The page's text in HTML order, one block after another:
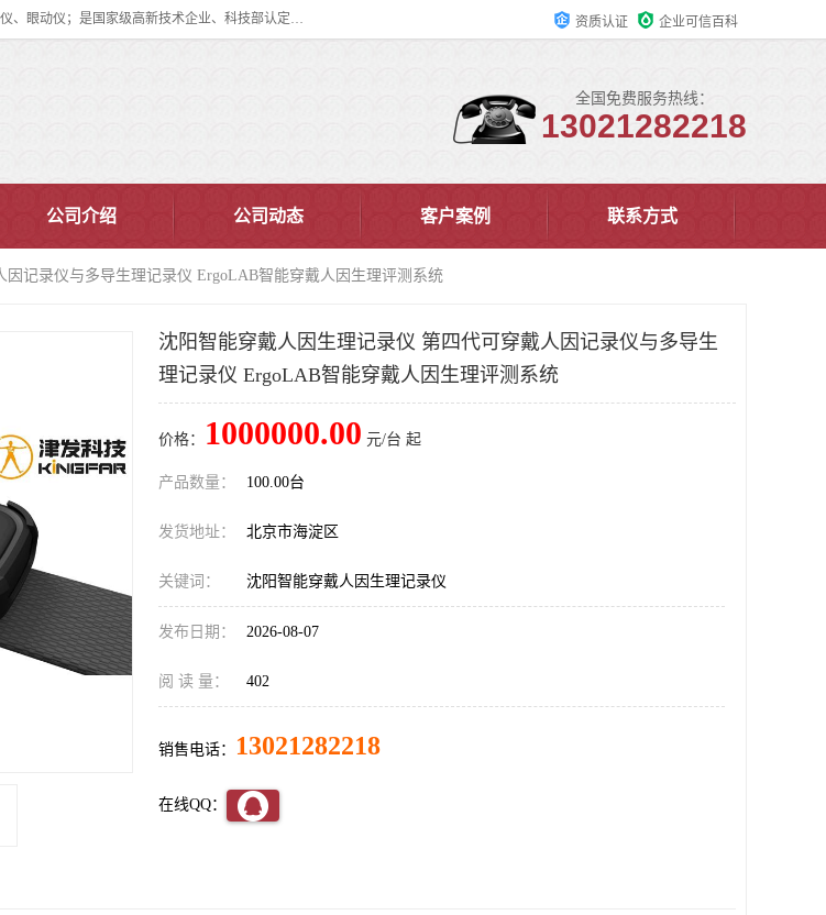
眼动仪多少钱?北京津发科技股份有限公司主营：事件相关电位仪、生理仪、肌电仪、脑电仪、皮电仪、眼动仪；是国家级高新技术企业、科技部认定的科技型中小企业和中关村高新技术企业，具备保密资格，具备自主进出口经营权；自主研发技术、产品与服务荣获多项省部级科学技术奖励、国家发明专利、国家软件著作权和省部级新技术新产品（服务）认证。 资质认证 企业可信百科
全国免费服务热线：
13021282218
公司介绍 公司动态 客户案例 联系方式
记录仪与多导生理记录仪 ErgoLAB智能穿戴人因生理评测系统
沈阳智能穿戴人因生理记录仪 第四代可穿戴人因记录仪与多导生
理记录仪 ErgoLAB智能穿戴人因生理评测系统
价格： 1000000.00 元/台 起
产品数量： 100.00台
发货地址： 北京市海淀区
关键词： 沈阳智能穿戴人因生理记录仪
发布日期： 2026-08-07
阅 读 量： 402
销售电话： 13021282218
在线QQ：